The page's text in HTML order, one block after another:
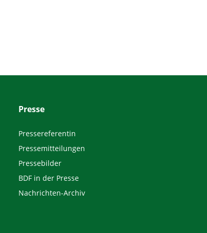
Presse
Pressereferentin
Pressemitteilungen
Pressebilder
BDF in der Presse
Nachrichten-Archiv